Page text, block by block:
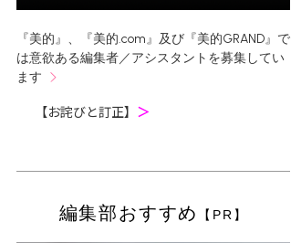
『美的』、『美的.com』及び『美的GRAND』で
は意欲ある編集者／アシスタントを募集してい
ます
【お詫びと訂正】 ＞
編集部おすすめ 【PR】